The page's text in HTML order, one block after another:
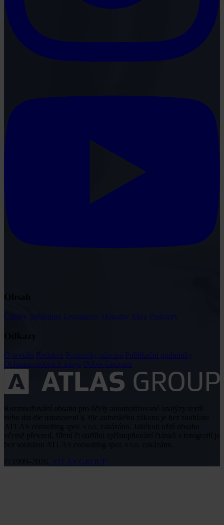
Články Judikatura Legislativa Aktuality Akce Podcasty
O portálu Redakce Podmínky užívání Publikační podmínky
Ochrana osobních údajů Odběr časopisu
včetně převzetí, šíření či dalšího zpřístupňování článků a fotografií je
ATLAS GROUP